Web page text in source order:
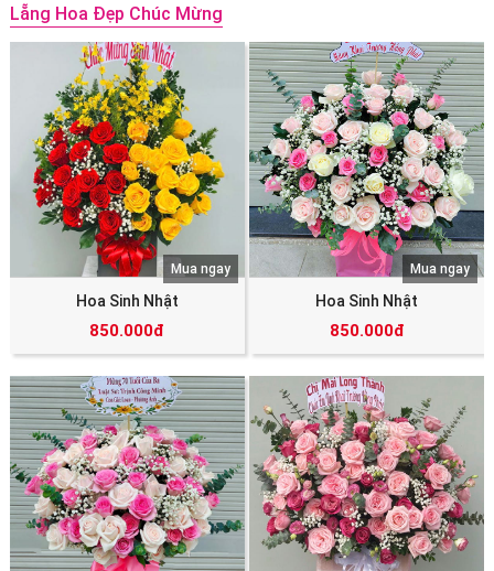
Lẵng Hoa Đẹp Chúc Mừng
Hoa Sinh Nhật
850.000đ
Mua ngay
Hoa Sinh Nhật
850.000đ
Mua ngay